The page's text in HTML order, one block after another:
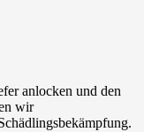
anlocken und den
wir